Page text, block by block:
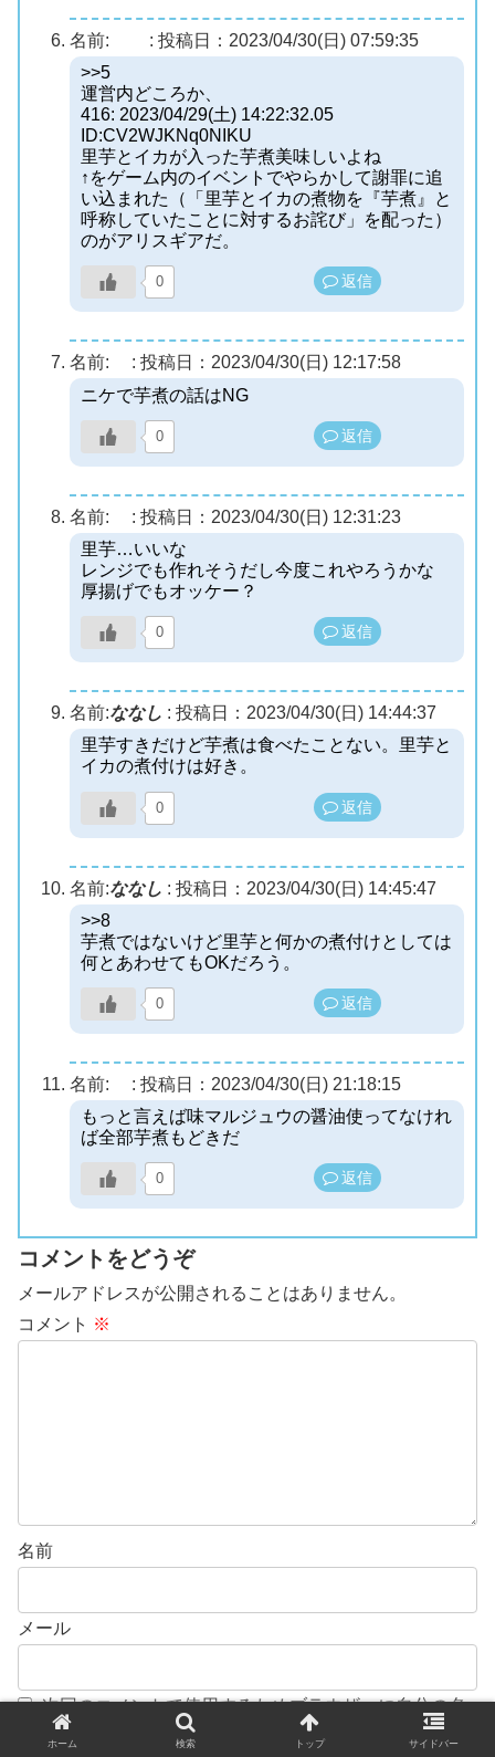
名前: : 投稿日：2023/04/30(日) 07:59:35
>>5
運営内どころか、
416: 2023/04/29(土) 14:22:32.05
ID:CV2WJKNq0NIKU
里芋とイカが入った芋煮美味しいよね
↑をゲーム内のイベントでやらかして謝罪に追
い込まれた（「里芋とイカの煮物を『芋煮』と
呼称していたことに対するお詫び」を配った）
のがアリスギアだ。
0 返信
名前: : 投稿日：2023/04/30(日) 12:17:58
ニケで芋煮の話はNG
0 返信
名前: : 投稿日：2023/04/30(日) 12:31:23
里芋…いいな
レンジでも作れそうだし今度これやろうかな
厚揚げでもオッケー？
0 返信
名前:ななし : 投稿日：2023/04/30(日) 14:44:37
里芋すきだけど芋煮は食べたことない。里芋と
イカの煮付けは好き。
0 返信
名前:ななし : 投稿日：2023/04/30(日) 14:45:47
>>8
芋煮ではないけど里芋と何かの煮付けとしては
何とあわせてもOKだろう。
0 返信
名前: : 投稿日：2023/04/30(日) 21:18:15
もっと言えば味マルジュウの醤油使ってなけれ
ば全部芋煮もどきだ
0 返信
コメントをどうぞ
メールアドレスが公開されることはありません。
コメント ※
名前
メール
次回のコメントで使用するためブラウザーに自分の名
前、メールアドレス、サイトを保存する。
ホーム 検索 トップ サイドバー